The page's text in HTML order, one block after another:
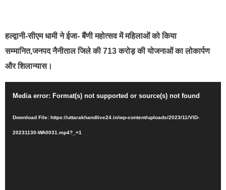
हल्द्वानी-सीएम धामी ने ईजा- बैंणी महोत्सव में महिलाओं को किया
सम्मानित,जनपद नैनीताल जिले की 713 करोड़ की योजनाओं का लोकार्पण
और शिलान्यास।
Media error: Format(s) not supported or source(s) not found
Download File: https://uttarakhandlive24.in/wp-content/uploads/2023/11/VID-
20231130-WA0031.mp4?_=1